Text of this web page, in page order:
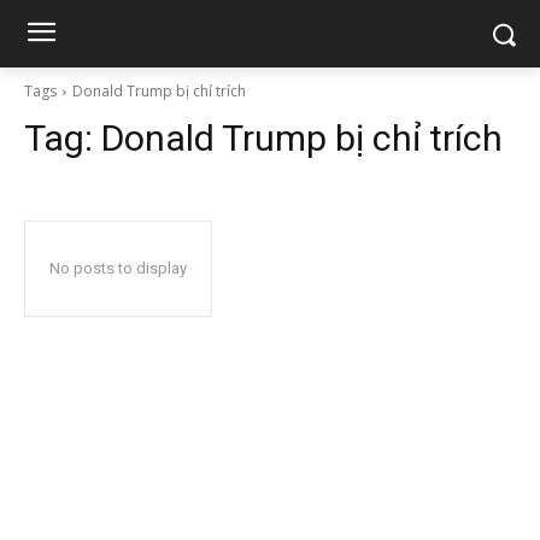
Tags Donald Trump bị chỉ trích
Tag: Donald Trump bị chỉ trích
No posts to display